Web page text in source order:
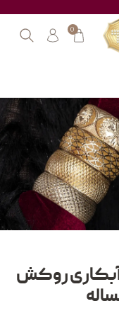
0
آبکاری روکش